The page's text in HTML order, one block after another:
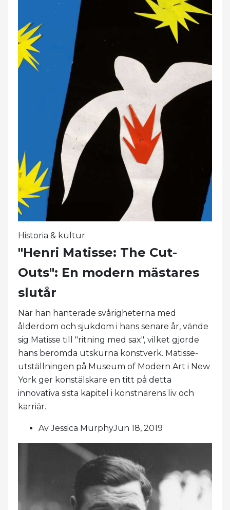
Historia & kultur
"Henri Matisse: The Cut-
Outs": En modern mästares
slutår
När han hanterade svårigheterna med
ålderdom och sjukdom i hans senare år, vände
sig Matisse till "ritning med sax", vilket gjorde
hans berömda utskurna konstverk. Matisse-
utställningen på Museum of Modern Art i New
York ger konstälskare en titt på detta
innovativa sista kapitel i konstnärens liv och
karriär.
Av Jessica MurphyJun 18, 2019